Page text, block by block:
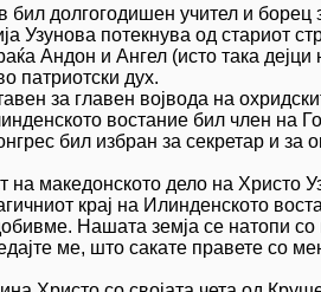
бил долгогодишен учител и
Узунова потекнува од стариот
Андон и Ангел (исто така
патриотски дух.
за главен војвода на
востание бил член на
бил избран за секретар и
на македонското дело на Христо
крај на Илинденското
Нашата земја се натопи
ме, што сакате правете со